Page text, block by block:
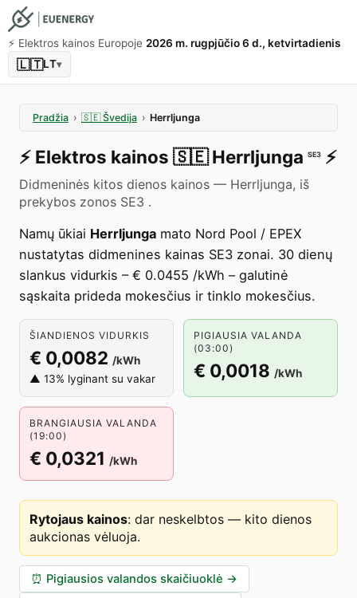
⚡️ Elektros kainos Europoje 2026 m. rugpjūčio 6 d., ketvirtadienis
🇱🇹LT▾
Pradžia › 🇸🇪 Švedija › Herrljunga
⚡️ Elektros kainos 🇸🇪 Herrljunga SE3 ⚡️
Didmeninės kitos dienos kainos — Herrljunga, iš
prekybos zonos SE3 .
Namų ūkiai Herrljunga mato Nord Pool / EPEX
nustatytas didmenines kainas SE3 zonai. 30 dienų
slankus vidurkis – € 0.0455 /kWh – galutinė
sąskaita prideda mokesčius ir tinklo mokesčius.
ŠIANDIENOS VIDURKIS
€ 0,0082 /kWh
▲ 13% lyginant su vakar
PIGIAUSIA VALANDA
(03:00)
€ 0,0018 /kWh
BRANGIAUSIA VALANDA
(19:00)
€ 0,0321 /kWh
Rytojaus kainos: dar neskelbtos — kito dienos
aukcionas vėluoja.
⏰ Pigiausios valandos skaičiuoklė →